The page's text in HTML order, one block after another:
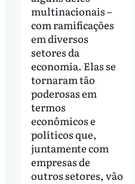
multinacionais –
com ramificações
em diversos
setores da
economia. Elas se
tornaram tão
poderosas em
termos
econômicos e
políticos que,
juntamente com
empresas de
outros setores, vão